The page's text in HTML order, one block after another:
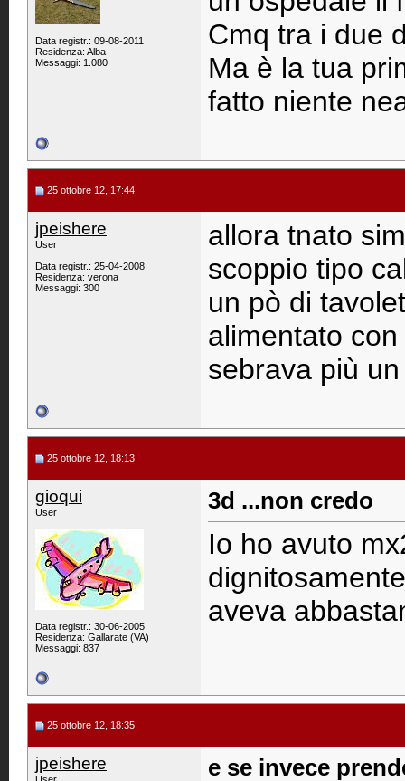
Data registr.: 09-08-2011
Residenza: Alba
Messaggi: 1.080
Cmq tra i due
Ma è la tua
fatto niente
25 ottobre 12, 17:44
jpeishere
User
Data registr.: 25-04-2008
Residenza: verona
Messaggi: 300
allora tnato
scoppio tipo
un pò di
alimentato
sebrava più
25 ottobre 12, 18:13
gioqui
User
Data registr.: 30-06-2005
Residenza: Gallarate (VA)
Messaggi: 837
3d ...non credo
Io ho avuto
aveva
25 ottobre 12, 18:35
jpeishere e se invece